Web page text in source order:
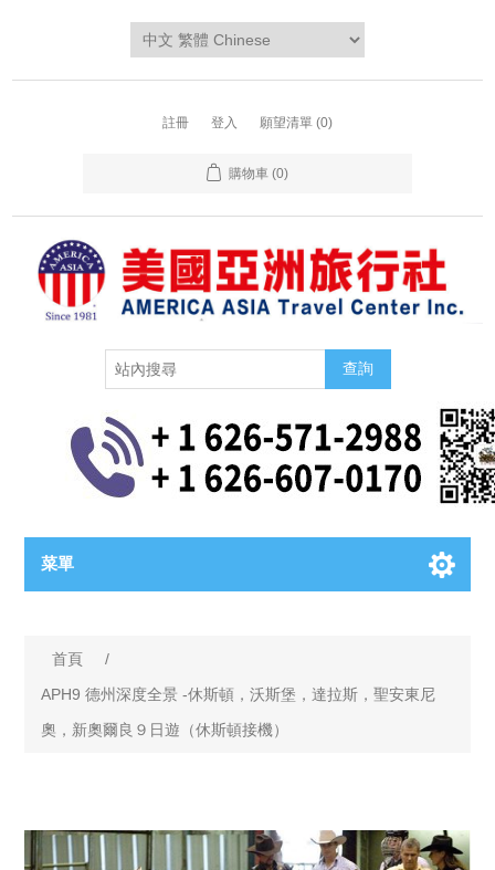
註冊 登入 願望清單 (0)
購物車 (0)
菜單
首頁
/
APH9 德州深度全景 -休斯頓，沃斯堡，達拉斯，聖安東尼
奧，新奧爾良９日遊（休斯頓接機）